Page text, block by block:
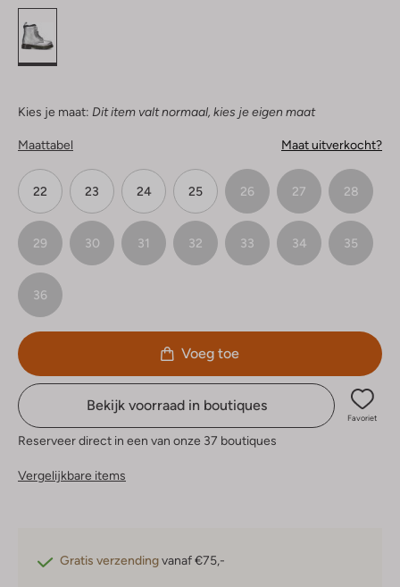
Kies je maat: Dit item valt normaal, kies je eigen maat
Maattabel Maat uitverkocht?
22 23 24 25 26 27 28
29 30 31 32 33 34 35
36
Voeg toe
Bekijk voorraad in boutiques
Favoriet
Reserveer direct in een van onze 37 boutiques
Vergelijkbare items
Gratis verzendingvanaf €75,-